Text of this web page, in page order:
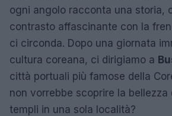
ogni angolo racconta una storia,
contrasto affascinante con la
ci circonda. Dopo una giornata
cultura coreana, ci dirigiamo a
città portuali più famose della
non vorrebbe scoprire la bellezza
templi in una sola località?